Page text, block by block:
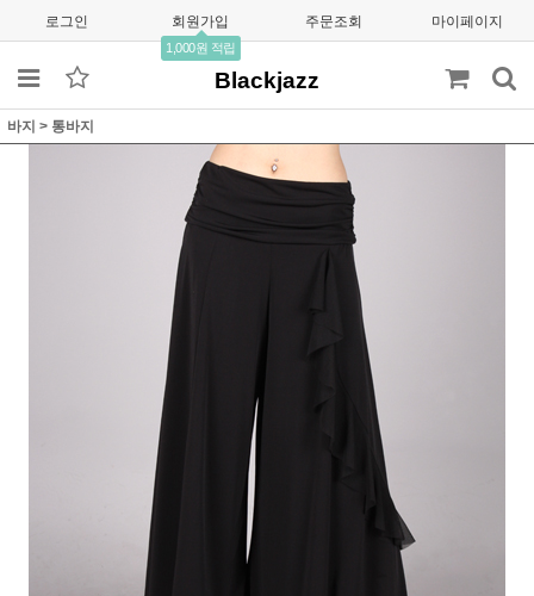
로그인 회원가입
1,000원 적립
주문조회 마이페이지
Blackjazz
바지 > 통바지